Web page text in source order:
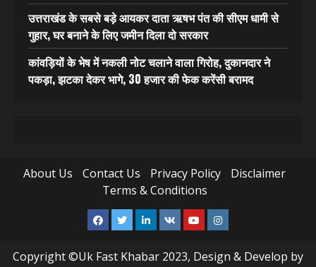
उत्तराखंड के सबसे बड़े आयकर दाता ऋषभ पंत की सीएम धामी से
गुहार, घर बनाने के लिए जमीन दिला दो सरकार
कांवड़ियों के भेष में नकली नोट चलाने वाला गिरोह, दुकानदार ने
पकड़ा, झटका देकर भागे, 30 हजार की फेक करेंसी बरामद
About Us Contact Us Privacy Policy
Disclaimer
Terms & Conditions
Facebook
TwitterLinkedin
VK YoutubeInstagram
Copyright ©Uk Fast Khabar 2023, Design & Develop by